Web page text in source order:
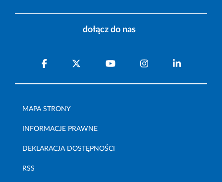
dołącz do nas
MAPA STRONY
INFORMACJE PRAWNE
DEKLARACJA DOSTĘPNOŚCI
RSS